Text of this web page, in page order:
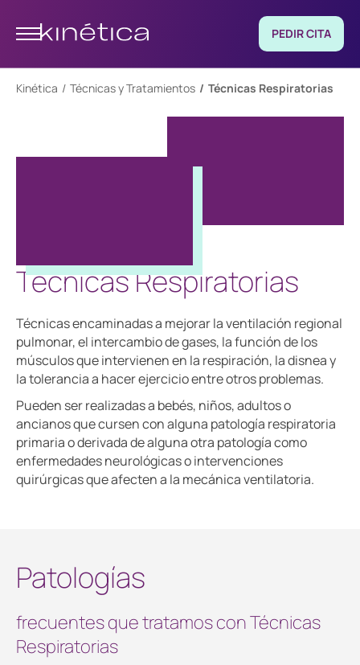
PEDIR CITA
Kinética Técnicas y Tratamientos Técnicas Respiratorias
Técnicas Respiratorias
Técnicas encaminadas a mejorar la ventilación regional
pulmonar, el intercambio de gases, la función de los
músculos que intervienen en la respiración, la disnea y
la tolerancia a hacer ejercicio entre otros problemas.
Pueden ser realizadas a bebés, niños, adultos o
ancianos que cursen con alguna patología respiratoria
primaria o derivada de alguna otra patología como
enfermedades neurológicas o intervenciones
quirúrgicas que afecten a la mecánica ventilatoria.
Patologías
frecuentes que tratamos con Técnicas
Respiratorias